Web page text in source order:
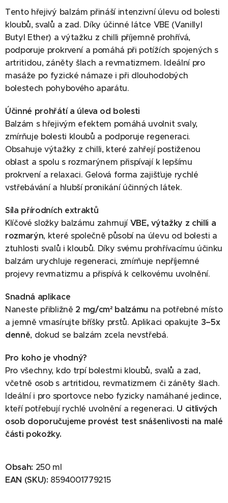
Tento hřejivý balzám přináší intenzivní úlevu od bolesti
kloubů, svalů a zad. Díky účinné látce VBE (Vanillyl
Butyl Ether) a výtažku z chilli příjemně prohřívá,
podporuje prokrvení a pomáhá při potížích spojených s
artritidou, záněty šlach a revmatizmem. Ideální pro
masáže po fyzické námaze i při dlouhodobých
bolestech pohybového aparátu.
Účinné prohřátí a úleva od bolesti
Balzám s hřejivým efektem pomáhá uvolnit svaly,
zmírňuje bolesti kloubů a podporuje regeneraci.
Obsahuje výtažky z chilli, které zahřejí postiženou
oblast a spolu s rozmarýnem přispívají k lepšímu
prokrvení a relaxaci. Gelová forma zajišťuje rychlé
vstřebávání a hlubší pronikání účinných látek.
Síla přírodních extraktů
Klíčové složky balzámu zahrnují VBE, výtažky z chilli a
rozmarýn, které společně působí na úlevu od bolesti a
ztuhlosti svalů i kloubů. Díky svému prohřívacímu účinku
balzám urychluje regeneraci, zmírňuje nepříjemné
projevy revmatizmu a přispívá k celkovému uvolnění.
Snadná aplikace
Naneste přibližně 2 mg/cm² balzámu na potřebné místo
a jemně vmasírujte bříšky prstů. Aplikaci opakujte 3–5x
denně, dokud se balzám zcela nevstřebá.
Pro koho je vhodný?
Pro všechny, kdo trpí bolestmi kloubů, svalů a zad,
včetně osob s artritidou, revmatizmem či záněty šlach.
Ideální i pro sportovce nebo fyzicky namáhané jedince,
kteří potřebují rychlé uvolnění a regeneraci. U citlivých
osob doporučujeme provést test snášenlivosti na malé
části pokožky.
Obsah: 250 ml
EAN (SKU): 8594001779215